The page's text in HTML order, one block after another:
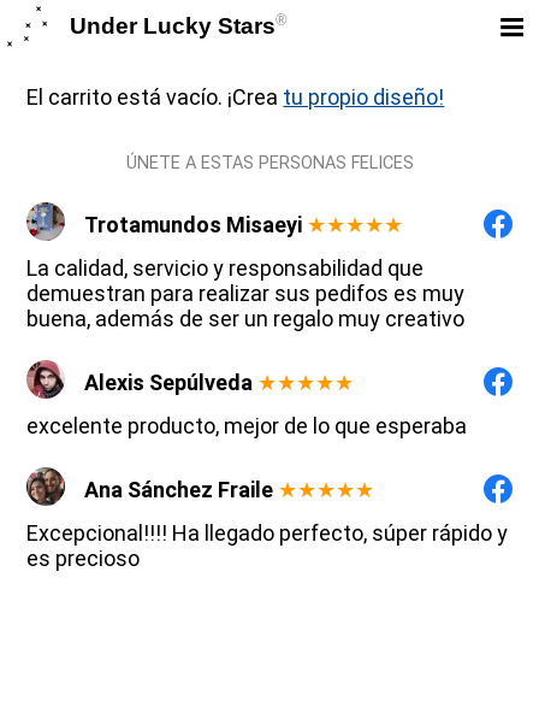
Under Lucky Stars®
El carrito está vacío. ¡Crea tu propio diseño!
ÚNETE A ESTAS PERSONAS FELICES
Trotamundos Misaeyi ★★★★★
La calidad, servicio y responsabilidad que
demuestran para realizar sus pedifos es muy
buena, además de ser un regalo muy creativo
Alexis Sepúlveda ★★★★★
excelente producto, mejor de lo que esperaba
Ana Sánchez Fraile ★★★★★
Excepcional!!!! Ha llegado perfecto, súper rápido y
es precioso